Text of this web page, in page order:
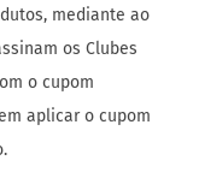
mediante ao
os Clubes
o cupom
aplicar o cupom